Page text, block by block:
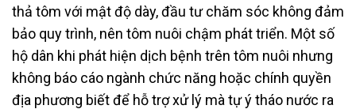
thả tôm với mật độ dày, đầu tư chăm sóc không đảm
bảo quy trình, nên tôm nuôi chậm phát triển. Một số
hộ dân khi phát hiện dịch bệnh trên tôm nuôi nhưng
không báo cáo ngành chức năng hoặc chính quyền
địa phương biết để hỗ trợ xử lý mà tự ý tháo nước ra